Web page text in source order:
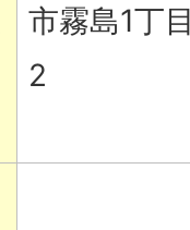
市霧島1丁
2